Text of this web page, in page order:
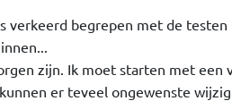
verkeerd begrepen met de testen
zijn. Ik moet starten met
er teveel ongewenste